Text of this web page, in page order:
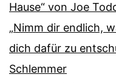
Hause“ von Joe
„Nimm dir endlich,
dich dafür zu
Schlemmer